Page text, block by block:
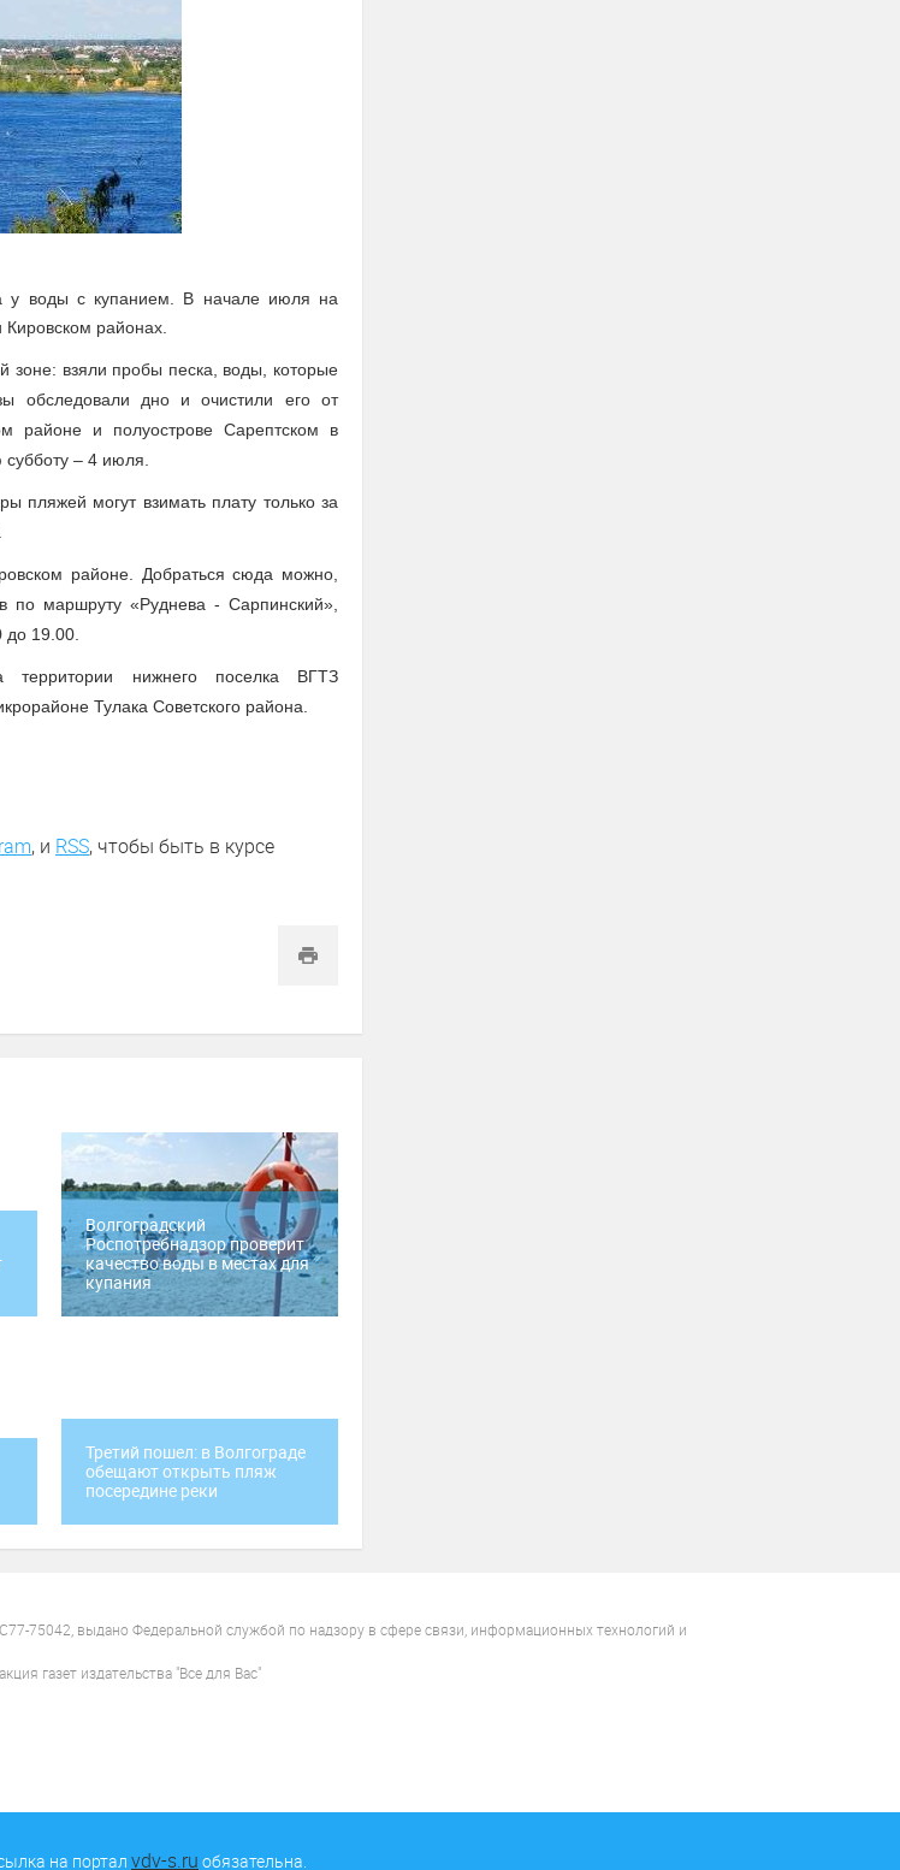
у воды с купанием. В начале июля на
районах.
зоне: взяли пробы песка, воды, которые
обследовали дно и очистили его от
районе и полуострове Сарептском в
– 4 июля.
пляжей могут взимать плату только за
районе. Добраться сюда можно,
по маршруту «Руднева - Сарпинский»,
19.00.
нижнего поселка ВГТЗ
Тулака Советского района.
, и RSS, чтобы быть в курсе
Волгоградский
Роспотребнадзор проверит
качество воды в местах для
купания
Третий пошел: в Волгограде
обещают открыть пляж
посередине реки
75042, выдано Федеральной службой по надзору в сфере связи, информационных технологий и
газет издательства "Все для Вас"
на портал vdv-s.ru обязательна.